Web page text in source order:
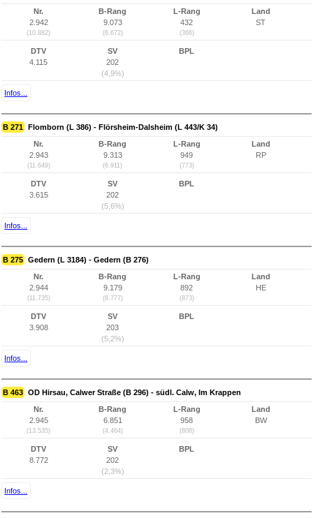
Nr.
2.942
(10.882)
B-Rang
9.073
(6.672)
L-Rang
432
(366)
Land
ST
DTV
4.115
SV
202
(4,9%)
BPL
Infos...
B 271 Flomborn (L 386) - Flörsheim-Dalsheim (L 443/K 34)
Nr.
2.943
(11.649)
B-Rang
9.313
(6.911)
L-Rang
949
(773)
Land
RP
DTV
3.615
SV
202
(5,6%)
BPL
Infos...
B 275 Gedern (L 3184) - Gedern (B 276)
Nr.
2.944
(11.735)
B-Rang
9.179
(6.777)
L-Rang
892
(873)
Land
HE
DTV
3.908
SV
203
(5,2%)
BPL
Infos...
B 463 OD Hirsau, Calwer Straße (B 296) - südl. Calw, Im Krappen
Nr.
2.945
(13.535)
B-Rang
6.851
(4.464)
L-Rang
958
(808)
Land
BW
DTV
8.772
SV
202
(2,3%)
BPL
Infos...